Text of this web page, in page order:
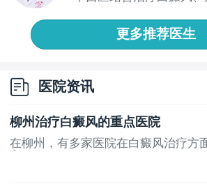
更多推荐医生
医院资讯
柳州治疗白癜风的重点医院
在柳州，有多家医院在白癜风治疗方